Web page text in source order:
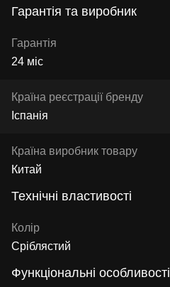
Гарантія та виробник
Гарантія
24 міс
Країна реєстрації бренду
Іспанія
Країна виробник товару
Китай
Технічні властивості
Колір
Сріблястий
Функціональні особливості